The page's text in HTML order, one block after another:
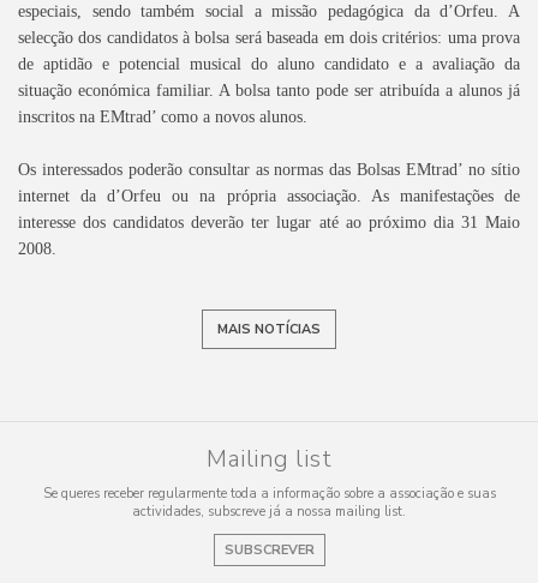
especiais, sendo também social a missão pedagógica da d’Orfeu. A
selecção dos candidatos à bolsa será baseada em dois critérios: uma prova
de aptidão e potencial musical do aluno candidato e a avaliação da
situação económica familiar. A bolsa tanto pode ser atribuída a alunos já
inscritos na EMtrad’ como a novos alunos.
Os interessados poderão consultar as normas das Bolsas EMtrad’ no sítio
internet da d’Orfeu ou na própria associação. As manifestações de
interesse dos candidatos deverão ter lugar até ao próximo dia 31 Maio
2008.
MAIS NOTÍCIAS
Mailing list
Se queres receber regularmente toda a informação sobre a associação e suas
actividades, subscreve já a nossa mailing list.
SUBSCREVER